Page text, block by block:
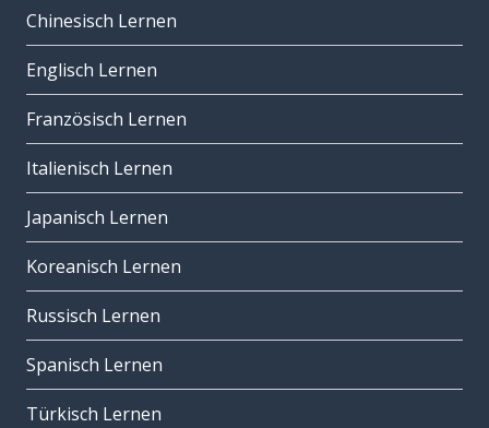
Chinesisch Lernen
Englisch Lernen
Französisch Lernen
Italienisch Lernen
Japanisch Lernen
Koreanisch Lernen
Russisch Lernen
Spanisch Lernen
Türkisch Lernen